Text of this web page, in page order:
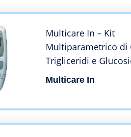
Multicare In – Kit
Multiparametrico di
Trigliceridi e
Italiano
Multicare In